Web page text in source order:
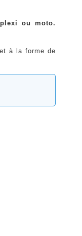
ou moto.
à la forme de